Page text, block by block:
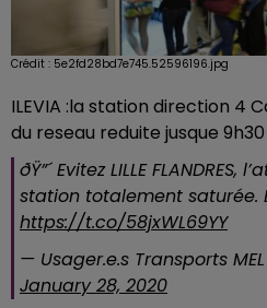
Crédit : 5e2fd28bd7e745.52596196.jpg
ILEVIA :la station direction 4
du reseau reduite jusque 9h30
ðŸ”´ Evitez LILLE
station totalement saturée.
https://t.co/58jxWL69YY
— Usager.e.s Transports
January 28, 2020